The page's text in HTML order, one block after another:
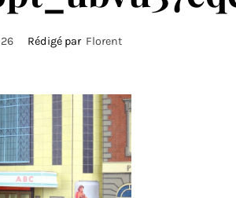
Rédigé par Florent